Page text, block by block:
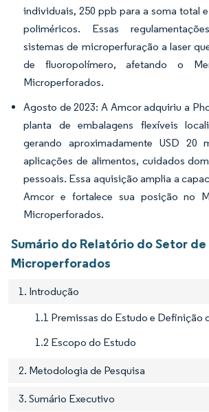
individuais, 250 ppb para a soma total
poliméricos. Essas
sistemas de microperfuração a laser
de fluoropolímero, afetando o
Microperforados.
Agosto de 2023: A Amcor adquiriu a
planta de embalagens flexíveis
gerando aproximadamente USD 20
aplicações de alimentos, cuidados
pessoais. Essa aquisição amplia a
Amcor e fortalece sua posição no
Microperforados.
Sumário do Relatório do Setor de
Microperforados
1. Introdução
1.1 Premissas do Estudo e Definição
1.2 Escopo do Estudo
2. Metodologia de Pesquisa
3. Sumário Executivo